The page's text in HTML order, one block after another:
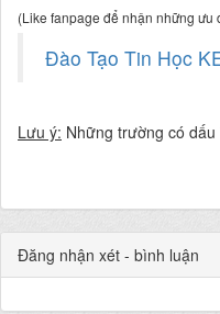
(Like fanpage để nhận những ưu
Đào Tạo Tin Học
Lưu ý: Những trường có dấu
Đăng nhận xét - bình luận